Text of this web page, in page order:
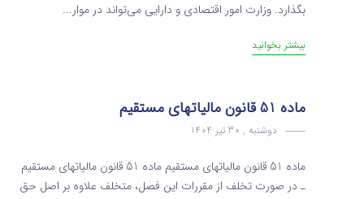
بگذارد. وزارت امور اقتصادی و دارایی می‌تواند در موار...
بیشتر بخوانید
ماده 51 قانون مالیاتهای مستقیم
دوشنبه , 30 تیر 1404
ماده 51 قانون مالیاتهای مستقیم ماده 51 قانون مالیاتهای مستقیم
ـ در صورت تخلف از مقررات این فصل‌، متخلف‌ علاوه بر اصل حق